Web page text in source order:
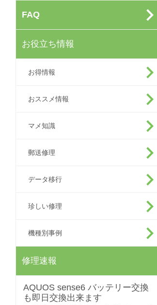
FAQ
お役立ち情報
お得情報
おススメ情報
マメ知識
郵送修理
データ移行
珍しい修理
機種別事例
修理速報
AQUOS sense6 バッテリー交換
も即日交換出来ます